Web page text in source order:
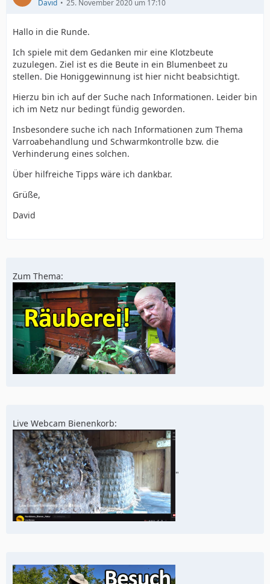
David 25. November 2020 um 17:10
Hallo in die Runde.
Ich spiele mit dem Gedanken mir eine Klotzbeute
zuzulegen. Ziel ist es die Beute in ein Blumenbeet zu
stellen. Die Honiggewinnung ist hier nicht beabsichtigt.
Hierzu bin ich auf der Suche nach Informationen. Leider bin
ich im Netz nur bedingt fündig geworden.
Insbesondere suche ich nach Informationen zum Thema
Varroabehandlung und Schwarmkontrolle bzw. die
Verhinderung eines solchen.
Über hilfreiche Tipps wäre ich dankbar.
Grüße,
David
Zum Thema:
Live Webcam Bienenkorb:
"